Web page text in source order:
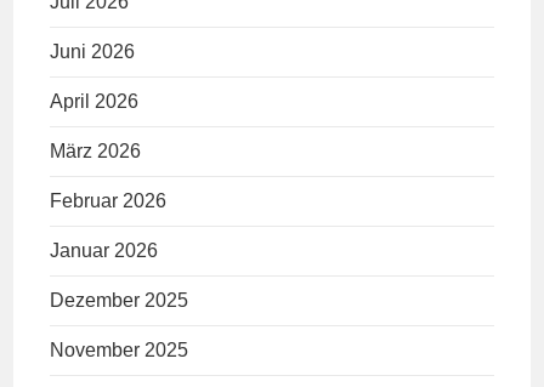
Juni 2026
April 2026
März 2026
Februar 2026
Januar 2026
Dezember 2025
November 2025